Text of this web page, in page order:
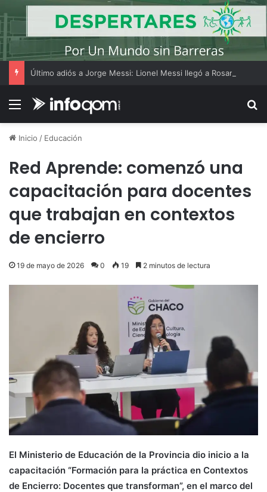
Menú
Inicio / Educación
Red Aprende: comenzó una
capacitación para docentes
que trabajan en contextos
de encierro
19 de mayo de 2026 0 19 2 minutos de lectura
El Ministerio de Educación de la Provincia dio inicio a la
capacitación “Formación para la práctica en Contextos
de Encierro: Docentes que transforman”, en el marco del